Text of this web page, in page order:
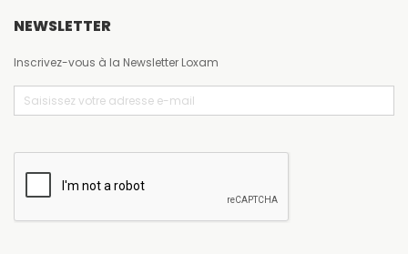
NEWSLETTER
Inscrivez-vous à la Newsletter Loxam
CAPTCHA